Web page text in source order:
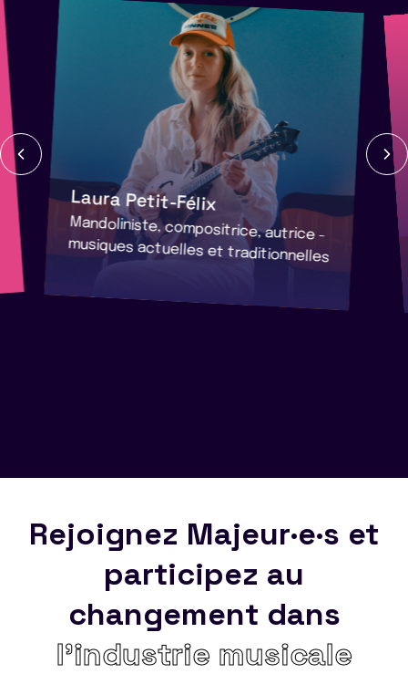
Laura Petit-Félix
Mandoliniste, compositrice, autrice -
musiques actuelles et traditionnelles
Rejoignez Majeur·e·s et
participez au
changement dans
l’industrie musicale